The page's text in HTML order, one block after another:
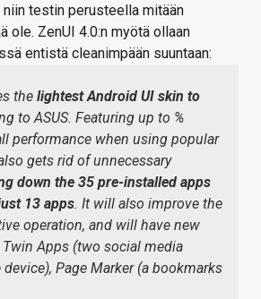
niin testin perusteella mitään
ole. ZenUI 4.0:n myötä ollaan
entistä cleanimpään suuntaan:
the lightest Android UI skin to
to ASUS. Featuring up to %
performance when using popular
gets rid of unnecessary
down the 35 pre-installed apps
13 apps. It will also improve the
operation, and will have new
Apps (two social media
Page Marker (a bookmarks